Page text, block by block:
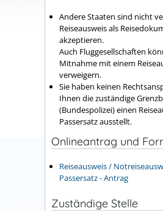
Andere Staaten sind nicht
Reiseausweis als
akzeptieren.
Auch Fluggesellschaften
Mitnahme mit einem
verweigern.
Sie haben keinen
Ihnen die zuständige
(Bundespolizei) einen
Passersatz ausstellt.
Onlineantrag und
Reiseausweis /
Passersatz - Antrag
Zuständige Stelle